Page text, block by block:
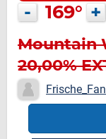
- 169° +
Mountain
20,00%
Mountain